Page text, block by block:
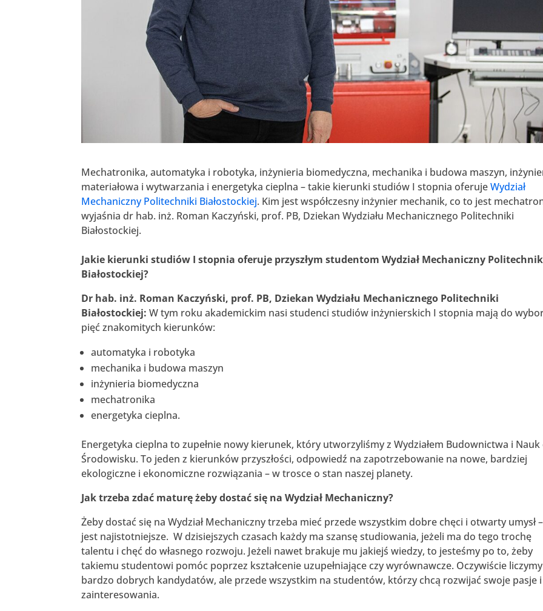
Mechatronika, automatyka i robotyka, inżynieria biomedyczna, mechanika i budowa maszyn,
materiałowa i wytwarzania i energetyka cieplna – takie kierunki studiów I stopnia oferujeWydział
Mechaniczny Politechniki Białostockiej. Kim jest współczesny inżynier mechanik, co to jest
wyjaśnia dr hab. inż. Roman Kaczyński, prof. PB, Dziekan Wydziału Mechanicznego Politechniki
Białostockiej.
Jakie kierunki studiów I stopnia oferuje przyszłym studentom Wydział Mechaniczny
Białostockiej?
Dr hab. inż. Roman Kaczyński, prof. PB, Dziekan Wydziału Mechanicznego Politechniki
Białostockiej:W tym roku akademickim nasi studenci studiów inżynierskich I stopnia mają do
pięć znakomitych kierunków:
automatyka i robotyka
mechanika i budowa maszyn
inżynieria biomedyczna
mechatronika
energetyka cieplna.
Energetyka cieplna to zupełnie nowy kierunek, który utworzyliśmy z Wydziałem Budownictwa i Nauk
Środowisku. To jeden z kierunków przyszłości, odpowiedź na zapotrzebowanie na nowe, bardziej
ekologiczne i ekonomiczne rozwiązania – w trosce o stan naszej planety.
Jak trzeba zdać maturę żeby dostać się na Wydział Mechaniczny?
Żeby dostać się na Wydział Mechaniczny trzeba mieć przede wszystkim dobre chęci i otwarty umysł
jest najistotniejsze. W dzisiejszych czasach każdy ma szansę studiowania, jeżeli ma do tego trochę
talentu i chęć do własnego rozwoju. Jeżeli nawet brakuje mu jakiejś wiedzy, to jesteśmy po to, żeby
takiemu studentowi pomóc poprzez kształcenie uzupełniające czy wyrównawcze. Oczywiście
bardzo dobrych kandydatów, ale przede wszystkim na studentów, którzy chcą rozwijać swoje pasje i
zainteresowania.